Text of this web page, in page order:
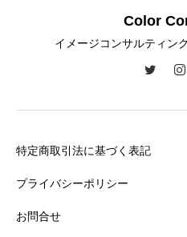
Color
イメージコンサルティ
特定商取引法に基づく表記
プライバシーポリシー
お問合せ